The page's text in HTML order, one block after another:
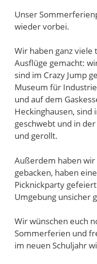
Unser
wieder vorbei.
Wir haben ganz viele
Ausflüge gemacht:
sind im Crazy Jump
Museum für
und auf dem
Heckinghausen, sind
geschwebt und in
und gerollt.
Außerdem haben wir
gebacken, haben
Picknickparty
Umgebung unsicher
Wir wünschen euch
Sommerferien und
im neuen Schuljahr